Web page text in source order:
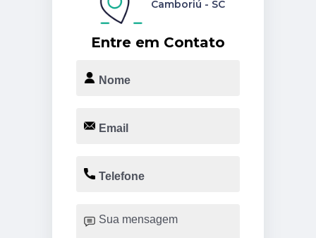
Entre em Contato
Camboriú - SC